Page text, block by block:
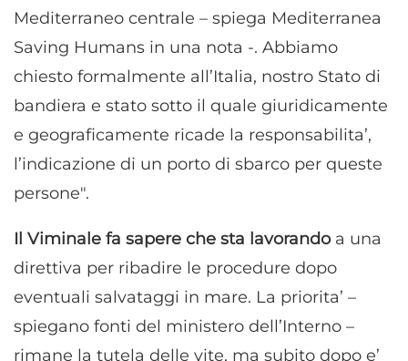
Mediterraneo centrale – spiega Mediterranea
Saving Humans in una nota -. Abbiamo
chiesto formalmente all’Italia, nostro Stato di
bandiera e stato sotto il quale giuridicamente
e geograficamente ricade la responsabilita’,
l’indicazione di un porto di sbarco per queste
persone".
Il Viminale fa sapere che sta lavorandoa una
direttiva per ribadire le procedure dopo
eventuali salvataggi in mare. La priorita’ –
spiegano fonti del ministero dell’Interno –
rimane la tutela delle vite, ma subito dopo e’